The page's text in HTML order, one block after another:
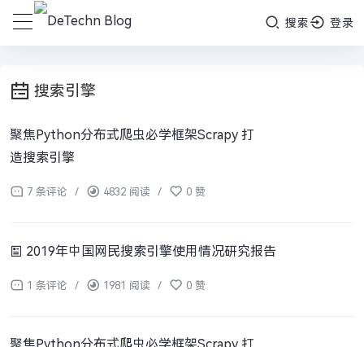
搜索 登录
搜索引擎
聚焦Python分布式爬虫必学框架Scrapy 打
造搜索引擎
7 条评论 / 4832 阅读 / 0 赞
2019年中国网民搜索引擎使用情况研究报告
1 条评论 / 1981 阅读 / 0 赞
聚焦Python分布式爬虫必学框架Scrapy 打